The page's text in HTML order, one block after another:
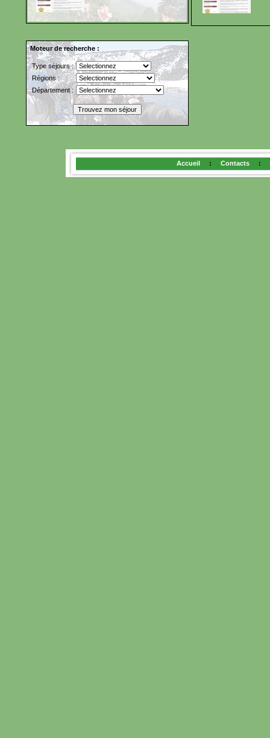
Moteur de recherche :
Type séjours :
Régions :
Département :
Accueil : Contacts :